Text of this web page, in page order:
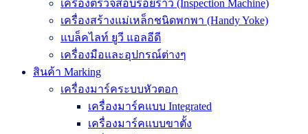
เครื่องตรวจสอบรอยร้าว (Inspection Machine)
เครื่องสร้างแม่เหล็กชนิดพกพา (Handy Yoke)
แบล็คไลท์ ยูวี แอลอีดี
เครื่องมือและอุปกรณ์ต่างๆ
สินค้า Marking
เครื่องมาร์คระบบหัวตอก
เครื่องมาร์คแบบ Integrated
เครื่องมาร์คแบบขาตั้ง